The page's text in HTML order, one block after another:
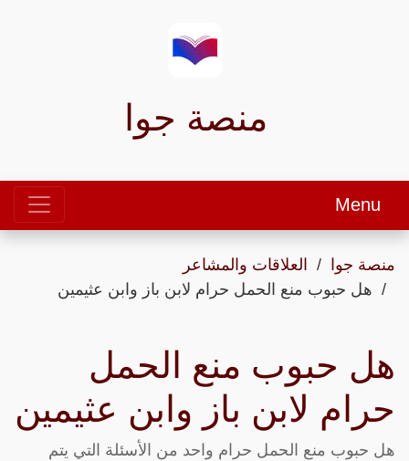
منصة جوا
Menu
منصة جوا
العلاقات والمشاعر
هل حبوب منع الحمل حرام لابن باز وابن عثيمين
هل حبوب منع الحمل
حرام لابن باز وابن عثيمين
هل حبوب منع الحمل حرام واحد من الأسئلة التي يتم